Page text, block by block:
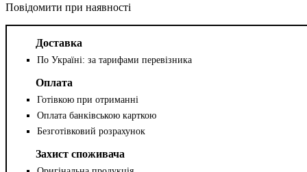
Повідомити при наявності
Доставка
По Україні: за тарифами перевізника
Оплата
Готівкою при отриманні
Оплата банківською карткою
Безготівковий розрахунок
Захист споживача